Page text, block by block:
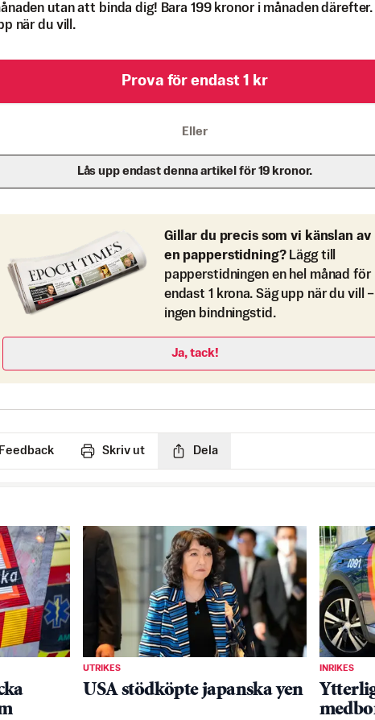
utan att binda dig! Bara 199 kronor i månaden därefter.
när du vill.
Prova för endast 1 kr
Eller
Lås upp endast denna artikel för 19 kronor.
Gillar du precis som vi känslan av
en papperstidning? Lägg till
papperstidningen en hel månad för
endast 1 krona. Säg upp när du vill –
ingen bindningstid.
Ja, tack!
Feedback Skriv ut Dela
UTRIKES
USA stödköpte japanska yen
INRIKES